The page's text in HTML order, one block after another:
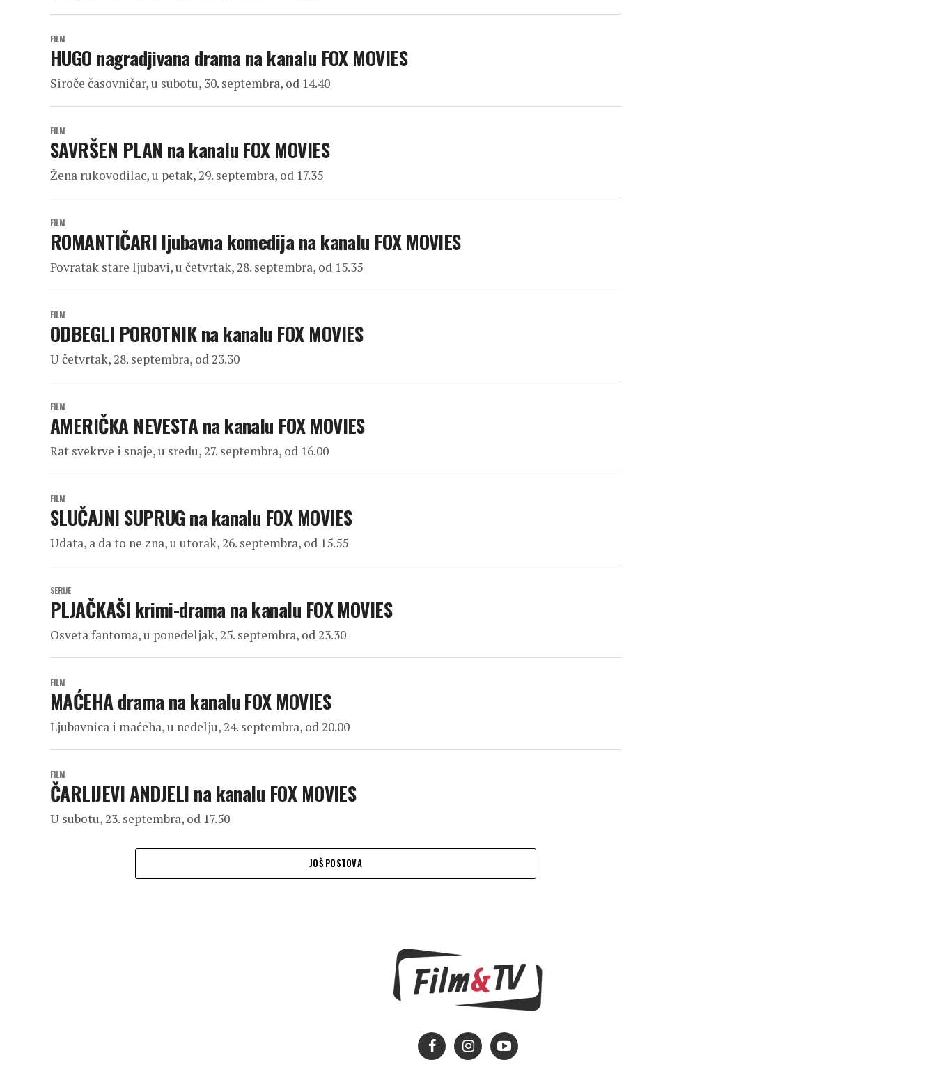
FILM
HUGO nagradjivana drama na kanalu FOX MOVIES
Siroče časovničar, u subotu, 30. septembra, od 14.40
FILM
SAVRŠEN PLAN na kanalu FOX MOVIES
Žena rukovodilac, u petak, 29. septembra, od 17.35
FILM
ROMANTIČARI ljubavna komedija na kanalu FOX MOVIES
Povratak stare ljubavi, u četvrtak, 28. septembra, od 15.35
FILM
ODBEGLI POROTNIK na kanalu FOX MOVIES
U četvrtak, 28. septembra, od 23.30
FILM
AMERIČKA NEVESTA na kanalu FOX MOVIES
Rat svekrve i snaje, u sredu, 27. septembra, od 16.00
FILM
SLUČAJNI SUPRUG na kanalu FOX MOVIES
Udata, a da to ne zna, u utorak, 26. septembra, od 15.55
SERIJE
PLJAČKAŠI krimi-drama na kanalu FOX MOVIES
Osveta fantoma, u ponedeljak, 25. septembra, od 23.30
FILM
MAĆEHA drama na kanalu FOX MOVIES
Ljubavnica i maćeha, u nedelju, 24. septembra, od 20.00
FILM
ČARLIJEVI ANDJELI na kanalu FOX MOVIES
U subotu, 23. septembra, od 17.50
JOŠ POSTOVA